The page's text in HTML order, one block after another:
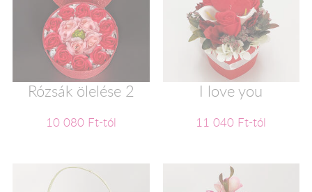
Rózsák ölelése 2
10 080 Ft-tól
I love you
11 040 Ft-tól